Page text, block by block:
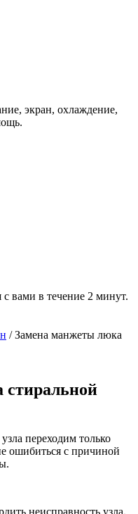
экран, охлаждение,
вами в течение 2 минут.
/Замена манжеты люка
переходим только
ошибиться с причиной